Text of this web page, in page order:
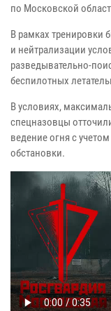
по Московской
В рамках
и нейтрализации
разведывательно-
беспилотных
В условиях,
спецназовцы
ведение огня с
обстановки.